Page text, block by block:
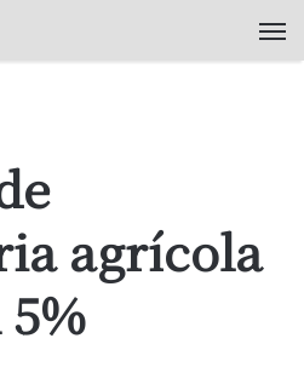
agrícola